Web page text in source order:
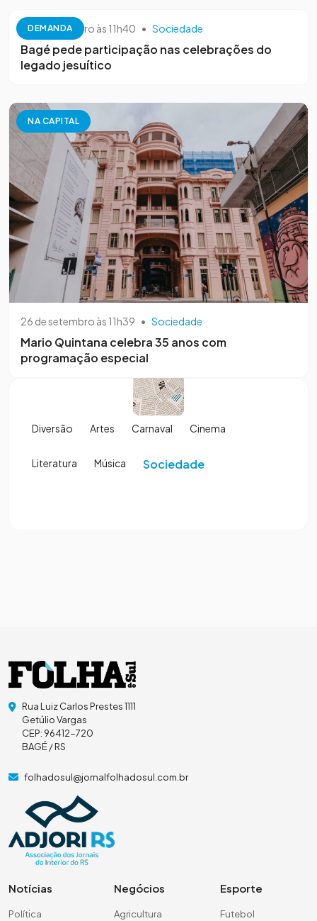
DEMANDA
26 de setembro às 11h40 • Sociedade
Bagé pede participação nas celebrações do
legado jesuítico
NA CAPITAL
26 de setembro às 11h39 • Sociedade
Mario Quintana celebra 35 anos com
programação especial
Diversão Artes Carnaval Cinema
Literatura Música Sociedade
Rua Luiz Carlos Prestes 1111
Getúlio Vargas
CEP: 96412-720
BAGÉ / RS
folhadosul@jornalfolhadosul.com.br
Notícias
Política
Negócios
Agricultura
Esporte
Futebol